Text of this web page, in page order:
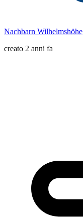
Nachbarn Wilhelmshöhe
creato 2 anni fa